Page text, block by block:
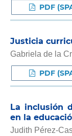
PDF
Justicia
Gabriela de la
PDF
La inclusión
en la
Judith Pérez-